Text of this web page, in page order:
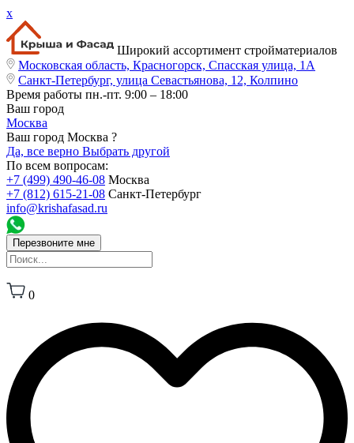
x
Широкий ассортимент стройматериалов
Московская область, Красногорск, Спасская улица, 1А
Санкт-Петербург, улица Севастьянова, 12, Колпино
Время работы пн.-пт. 9:00 – 18:00
Ваш город
Москва
Ваш город Москва ?
Да, все верно Выбрать другой
По всем вопросам:
+7 (499) 490-46-08 Москва
+7 (812) 615-21-08 Санкт-Петербург
info@krishafasad.ru
Перезвоните мне
0